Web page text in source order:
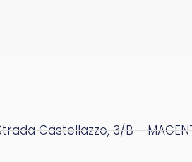
Castellazzo, 3/B -